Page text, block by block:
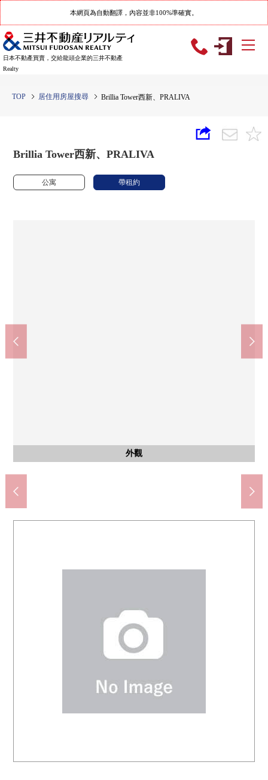
本網頁為自動翻譯，內容並非100%準確實。
日本不動產買賣，交給龍頭企業的三井不動產
Realty
TOP 居住用房屋搜尋 Brillia Tower西新、PRALIVA
Brillia Tower西新、PRALIVA
公寓 帶租約
外觀
外觀
名牌
入口
入口
大廳入口
入口
大廳入口
陽台
陽台
風景
風景
客廳
約23.7張塌塌米LDK
客廳
約23.7張塌塌米LDK
客廳
約23.7張塌塌米LDK
廚房
廚房
洗臉
盥洗台
公共汽車
浴室
洗臉
洗衣麵包
廁所
廁所
室內
約7.0張塌塌米西式房間
室內
約7.0張塌塌米西式房間
室內
約5.0張塌塌米西式房間
收納
約0.9張塌塌米儲藏室
其他內省
走廊
門口
門口
PRALIVA(約40m)
步行1分鐘
MAXVALU特快西新商店(約310m)
福岡紀念醫院(約280m)
步行4分鐘
西新小學(約670m)
100途中學校(約1610m)